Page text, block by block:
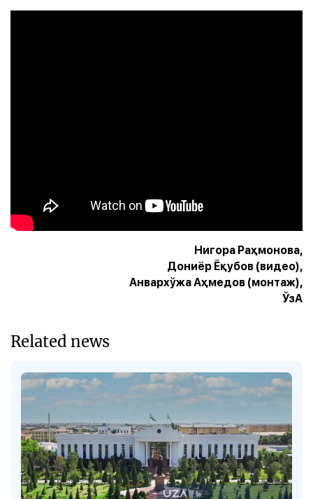
Нигора Раҳмонова,
Дониёр Ёқубов (видео),
Анвархўжа Аҳмедов (монтаж),
ЎзА
Related news